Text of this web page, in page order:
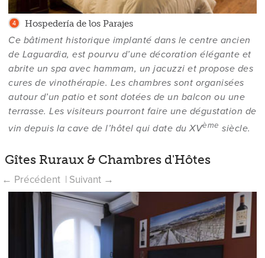
Hospedería de los Parajes
Ce bâtiment historique implanté dans le centre ancien
de Laguardia, est pourvu d’une décoration élégante et
abrite un spa avec hammam, un jacuzzi et propose des
cures de vinothérapie. Les chambres sont organisées
autour d’un patio et sont dotées de un balcon ou une
terrasse. Les visiteurs pourront faire une dégustation de
vin depuis la cave de l’hôtel qui date du XVème siècle.
Gîtes Ruraux & Chambres d'Hôtes